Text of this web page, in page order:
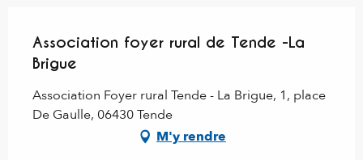
Association foyer rural de Tende -La
Brigue
Association Foyer rural Tende - La Brigue, 1, place
De Gaulle, 06430 Tende
M'y rendre